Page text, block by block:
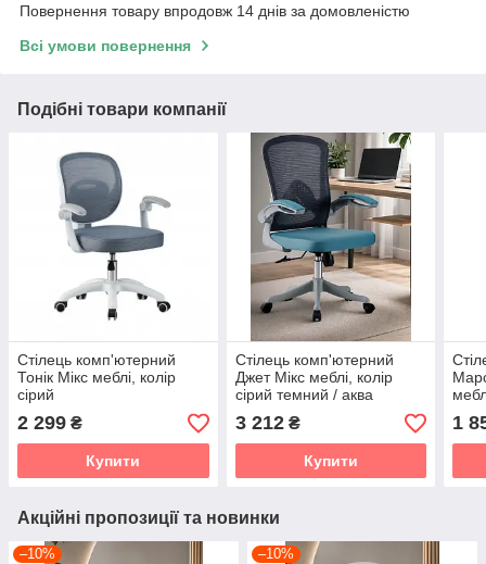
Повернення товару впродовж 14 днів за домовленістю
Всі умови повернення
Подібні товари компанії
Стілець комп'ютерний
Тонік Мікс меблі, колір
сірий
2 299 ₴
Купити
Стілець комп'ютерний
Джет Мікс меблі, колір
сірий темний / аква
3 212₴
Купити
1
Акційні пропозиції та новинки
–10% –10%